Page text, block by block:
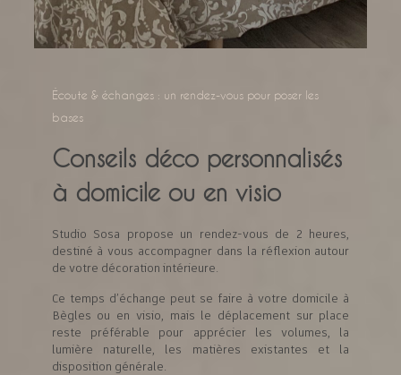
Écoute & échanges : un rendez-vous pour poser les
bases
Conseils déco personnalisés
à domicile ou en visio
Studio Sosa propose un rendez-vous de 2 heures,
destiné à vous accompagner dans la réflexion autour
de votre décoration intérieure.
Ce temps d’échange peut se faire à votre domicile à
Bègles ou en visio, mais le déplacement sur place
reste préférable pour apprécier les volumes, la
lumière naturelle, les matières existantes et la
disposition générale.